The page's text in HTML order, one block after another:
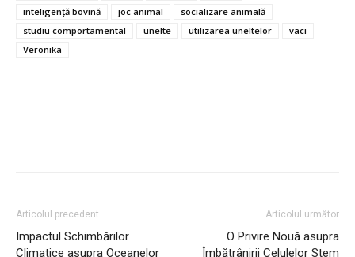
inteligență bovină
joc animal
socializare animală
studiu comportamental
unelte utilizarea uneltelor
vaci
Veronika
Articolul precedent
Impactul Schimbărilor
Climatice asupra Oceanelor
Articolul următor
O Privire Nouă asupra
Îmbătrânirii Celulelor Stem